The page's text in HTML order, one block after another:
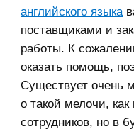
английского языка
поставщиками и
работы. К
оказать помощь,
Существует очень
о такой мелочи,
сотрудников, но в